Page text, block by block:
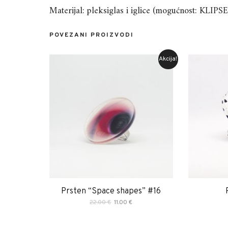
Materijal: pleksiglas i iglice (mogućnost:
POVEZANI PROIZVODI
Akcija!
Prsten “Space shapes” #16
22.00€ Izvorna
11.00€Trenutna